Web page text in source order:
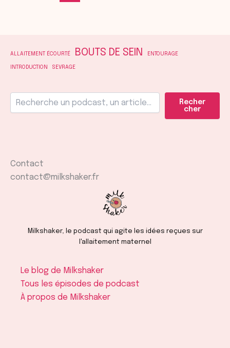
ALLAITEMENT ÉCOURTÉ BOUTS DE SEIN ENTOURAGE
INTRODUCTION SEVRAGE
Recher
cher
Contact
contact@milkshaker.fr
Milkshaker, le podcast qui agite les idées reçues sur
l'allaitement maternel
Le blog de Milkshaker
Tous les épisodes de podcast
À propos de Milkshaker